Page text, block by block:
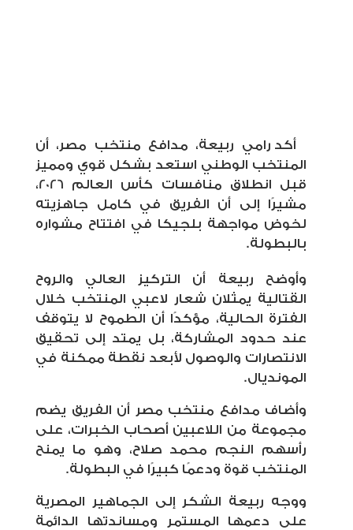
أكد رامي ربيعة، مدافع منتخب مصر، أن
المنتخب الوطني استعد بشكل قوي ومميز
قبل انطلاق منافسات كأس العالم 2026،
مشيرًا إلى أن الفريق في كامل جاهزيته
لخوض مواجهة بلجيكا في افتتاح مشواره
بالبطولة.
وأوضح ربيعة أن التركيز العالي والروح
القتالية يمثلان شعار لاعبي المنتخب خلال
الفترة الحالية، مؤكدًا أن الطموح لا يتوقف
عند حدود المشاركة، بل يمتد إلى تحقيق
الانتصارات والوصول لأبعد نقطة ممكنة في
المونديال.
وأضاف مدافع منتخب مصر أن الفريق يضم
مجموعة من اللاعبين أصحاب الخبرات، على
رأسهم النجم محمد صلاح، وهو ما يمنح
المنتخب قوة ودعمًا كبيرًا في البطولة.
ووجه ربيعة الشكر إلى الجماهير المصرية
على دعمها المستمر ومساندتها الدائمة